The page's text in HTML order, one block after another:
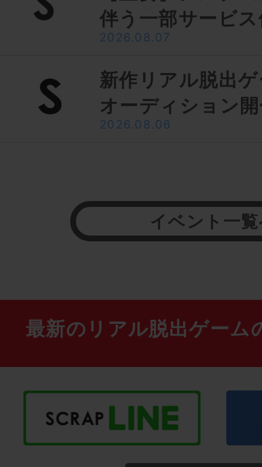
伴う一部サービ
2026.08.07
新作リアル脱出
オーディション
2026.08.06
イベント一
最新のリアル脱出ゲーム